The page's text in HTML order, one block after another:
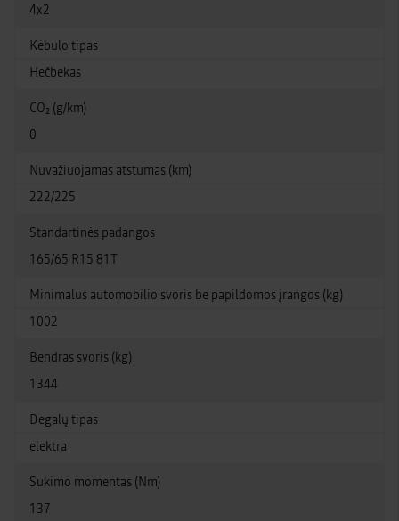
4x2
Kėbulo tipas
Hečbekas
CO₂ (g/km)
0
Nuvažiuojamas atstumas (km)
222/225
Standartinės padangos
165/65 R15 81T
Minimalus automobilio svoris be papildomos įrangos (kg)
1002
Bendras svoris (kg)
1344
Degalų tipas
elektra
Sukimo momentas (Nm)
137